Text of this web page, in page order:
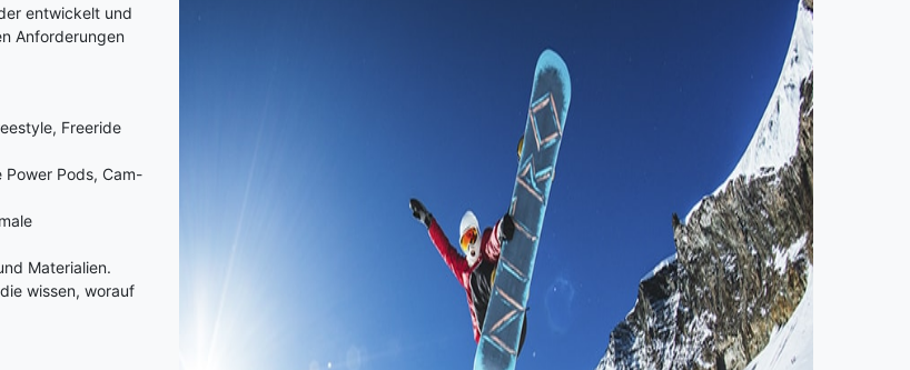
entwickelt und
Anforderungen
Freeride
Power Pods, Cam-
Materialien.
wissen, worauf